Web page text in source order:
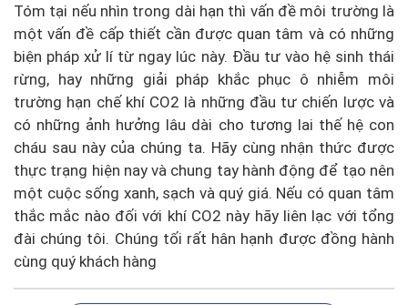
Tóm tại nếu nhìn trong dài hạn thì vấn đề môi trường là
một vấn đề cấp thiết cần được quan tâm và có những
biện pháp xử lí từ ngay lúc này. Đầu tư vào hệ sinh thái
rừng, hay những giải pháp khắc phục ô nhiễm môi
trường hạn chế khí CO2 là những đầu tư chiến lược và
có những ảnh hưởng lâu dài cho tương lai thế hệ con
cháu sau này của chúng ta. Hãy cùng nhận thức được
thực trạng hiện nay và chung tay hành động để tạo nên
một cuộc sống xanh, sạch và quý giá. Nếu có quan tâm
thắc mắc nào đối với khí CO2 này hãy liên lạc với tổng
đài chúng tôi. Chúng tối rất hân hạnh được đồng hành
cùng quý khách hàng